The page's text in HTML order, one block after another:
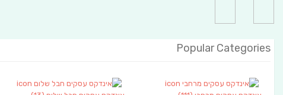
Popular Categories